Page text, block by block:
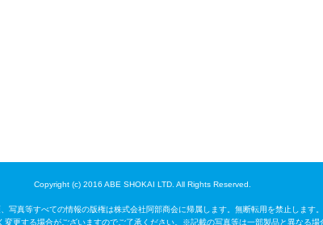
Copyright (c) 2016 ABE SHOKAI LTD. All Rights Reserved.
写真等すべての情報の版権は株式会社阿部商会に帰属します。無断転用を禁止します。
変更する場合がございますのでご了承ください。※記載の写真等は一部製品と異なる場